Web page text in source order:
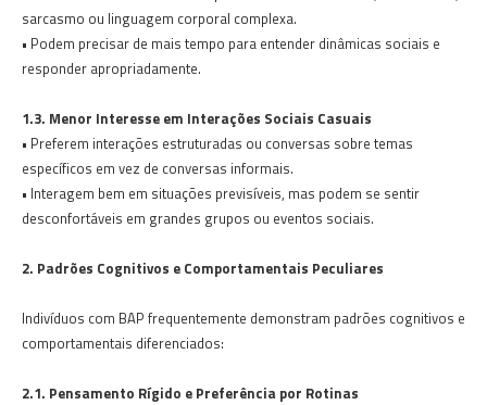
sarcasmo ou linguagem corporal complexa.
• Podem precisar de mais tempo para entender dinâmicas sociais e
responder apropriadamente.
1.3. Menor Interesse em Interações Sociais Casuais
• Preferem interações estruturadas ou conversas sobre temas
específicos em vez de conversas informais.
• Interagem bem em situações previsíveis, mas podem se sentir
desconfortáveis em grandes grupos ou eventos sociais.
2. Padrões Cognitivos e Comportamentais Peculiares
Indivíduos com BAP frequentemente demonstram padrões cognitivos e
comportamentais diferenciados:
2.1. Pensamento Rígido e Preferência por Rotinas